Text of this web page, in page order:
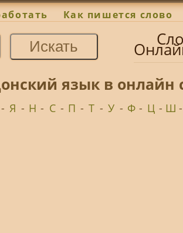
Как пишется слово
язык в онлайн
- Я - Н - С - П - Т - У - Ф - Ц - Ш -